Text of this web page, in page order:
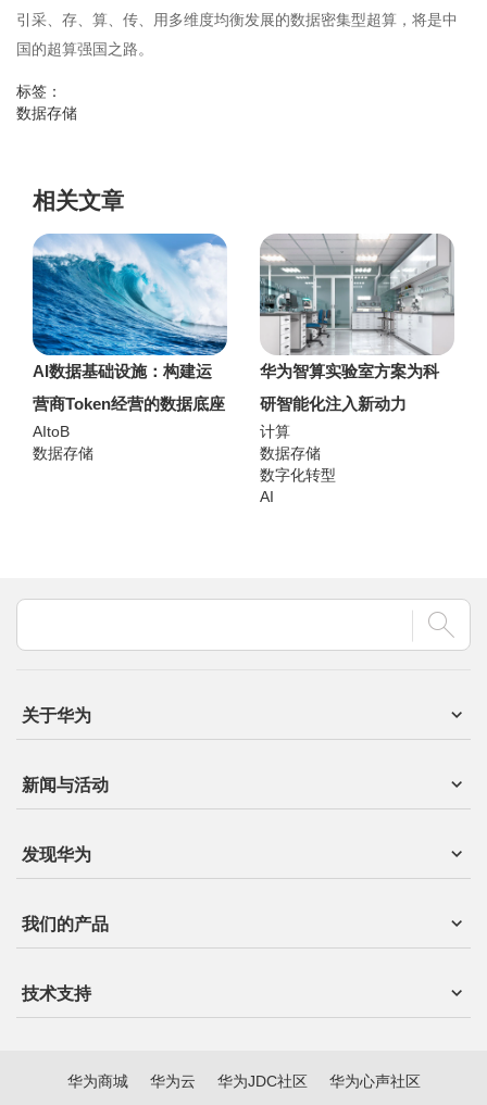
引采、存、算、传、用多维度均衡发展的数据密集型超算，将是中
国的超算强国之路。
标签：
数据存储
相关文章
AI数据基础设施：构建运
营商Token经营的数据底座
AItoB
数据存储
华为智算实验室方案为科
研智能化注入新动力
计算
数据存储
数字化转型
AI
关于华为
新闻与活动
发现华为
我们的产品
技术支持
华为商城 华为云 华为JDC社区 华为心声社区